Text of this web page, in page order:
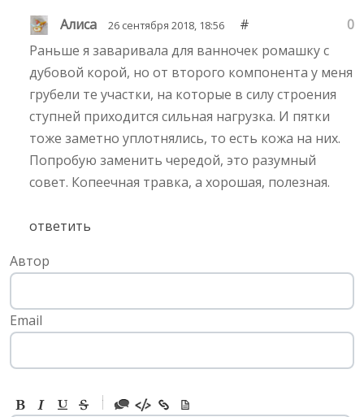
Алиса 26 сентября 2018, 18:56 #
0
Раньше я заваривала для ванночек ромашку с
дубовой корой, но от второго компонента у меня
грубели те участки, на которые в силу строения
ступней приходится сильная нагрузка. И пятки
тоже заметно уплотнялись, то есть кожа на них.
Попробую заменить чередой, это разумный
совет. Копеечная травка, а хорошая, полезная.
ответить
Автор
Email
-
-